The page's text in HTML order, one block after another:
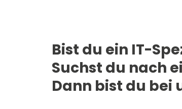
Bist du ein IT-
Suchst du nach
Dann bist du bei